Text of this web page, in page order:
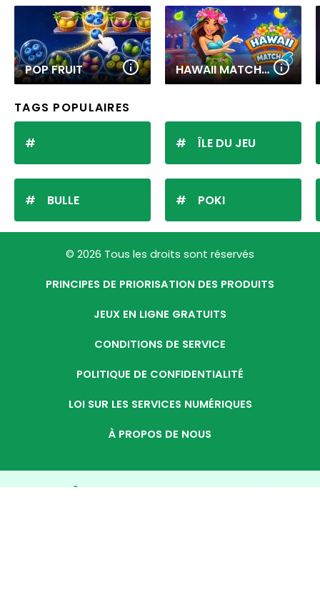
POP FRUIT HAWAII MATCH 6
TAGS POPULAIRES
BULLE
ÎLE DU JEU
POKI
© 2026 Tous les droits sont réservés
PRINCIPES DE PRIORISATION DES PRODUITS
JEUX EN LIGNE GRATUITS
CONDITIONS DE SERVICE
POLITIQUE DE CONFIDENTIALITÉ
LOI SUR LES SERVICES NUMÉRIQUES
À PROPOS DE NOUS